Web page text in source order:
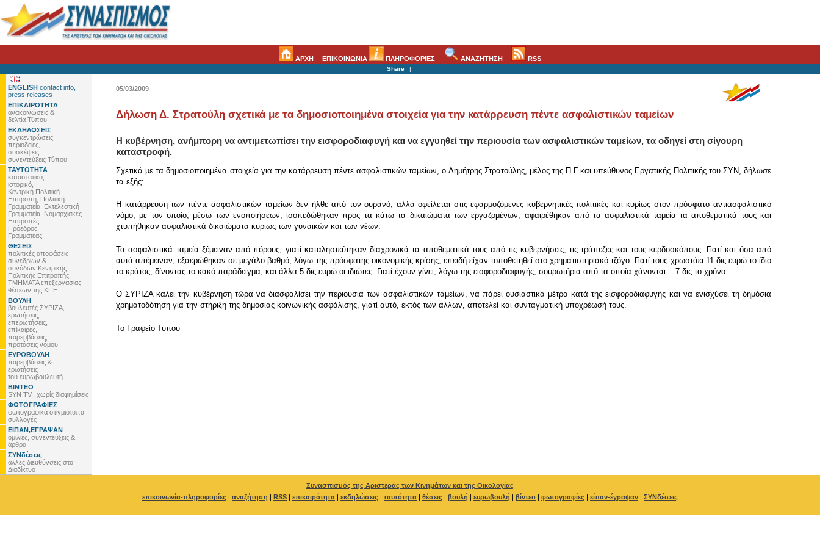
ΑΡΧΗ ΕΠΙΚΟΙΝΩΝΙΑ ΠΛΗΡΟΦΟΡΙΕΣ ΑΝΑΖΗΤΗΣΗ RSS
Share |
ENGLISH contact info,
press releases
ΕΠΙΚΑΙΡΟΤΗΤΑ
ανακοινώσεις &
δελτία Τύπου
ΕΚΔΗΛΩΣΕΙΣ
συγκεντρώσεις,
περιοδείες,
συσκέψεις,
συνεντεύξεις Τύπου
ΤΑΥΤΟΤΗΤΑ
καταστατικό,
ιστορικό,
Κεντρική Πολιτική
Επιτροπή, Πολιτική
Γραμματεία, Εκτελεστική
Γραμματεία, Νομαρχιακές
Επιτροπές,
Πρόεδρος,
Γραμματέας
ΘΕΣΕΙΣ
πολιτικές αποφάσεις
συνεδρίων &
συνόδων Κεντρικής
Πολιτικής Επιτροπής,
ΤΜΗΜΑΤΑ επεξεργασίας
θέσεων της ΚΠΕ
ΒΟΥΛΗ
βουλευτές ΣΥΡΙΖΑ,
ερωτήσεις,
επερωτήσεις,
επίκαιρες,
παρεμβάσεις,
προτάσεις νόμου
ΕΥΡΩΒΟΥΛΗ
παρεμβάσεις &
ερωτήσεις
του ευρωβουλευτή
ΒΙΝΤΕΟ
SYN TV.. χωρίς διαφημίσεις
ΦΩΤΟΓΡΑΦΙΕΣ
φωτογραφικά στιγμιότυπα,
συλλογές
ΕΙΠΑΝ,ΕΓΡΑΨΑΝ
ομιλίες, συνεντεύξεις &
άρθρα
ΣΥΝδέσεις
άλλες διευθύνσεις στο
Διαδίκτυο
05/03/2009
Δήλωση Δ. Στρατούλη σχετικά με τα δημοσιοποιημένα στοιχεία για την κατάρρευση πέντε ασφαλιστικών ταμείων
Η κυβέρνηση, ανήμπορη να αντιμετωπίσει την εισφοροδιαφυγή και να εγγυηθεί την περιουσία των ασφαλιστικών ταμείων, τα οδηγεί στη σίγουρη
καταστροφή.
Σχετικά με τα δημοσιοποιημένα στοιχεία για την κατάρρευση πέντε ασφαλιστικών ταμείων, ο Δημήτρης Στρατούλης, μέλος της Π.Γ και υπεύθυνος Eργατικής Πολιτικής του ΣΥΝ, δήλωσε
τα εξής:
Η κατάρρευση των πέντε ασφαλιστικών ταμείων δεν ήλθε από τον ουρανό, αλλά οφείλεται στις εφαρμοζόμενες κυβερνητικές πολιτικές και κυρίως στον πρόσφατο αντιασφαλιστικό
νόμο, με τον οποίο, μέσω των ενοποιήσεων, ισοπεδώθηκαν προς τα κάτω τα δικαιώματα των εργαζομένων, αφαιρέθηκαν από τα ασφαλιστικά ταμεία τα αποθεματικά τους και
χτυπήθηκαν ασφαλιστικά δικαιώματα κυρίως των γυναικών και των νέων.
Τα ασφαλιστικά ταμεία ξέμειναν από πόρους, γιατί καταληστεύτηκαν διαχρονικά τα αποθεματικά τους από τις κυβερνήσεις, τις τράπεζες και τους κερδοσκόπους. Γιατί και όσα από
αυτά απέμειναν, εξαερώθηκαν σε μεγάλο βαθμό, λόγω της πρόσφατης οικονομικής κρίσης, επειδή είχαν τοποθετηθεί στο χρηματιστηριακό τζόγο. Γιατί τους χρωστάει 11 δις ευρώ το ίδιο
το κράτος, δίνοντας το κακό παράδειγμα, και άλλα 5 δις ευρώ οι ιδιώτες. Γιατί έχουν γίνει, λόγω της εισφοροδιαφυγής, σουρωτήρια από τα οποία χάνονται 7 δις το χρόνο.
Ο ΣΥΡΙΖΑ καλεί την κυβέρνηση τώρα να διασφαλίσει την περιουσία των ασφαλιστικών ταμείων, να πάρει ουσιαστικά μέτρα κατά της εισφοροδιαφυγής και να ενισχύσει τη δημόσια
χρηματοδότηση για την στήριξη της δημόσιας κοινωνικής ασφάλισης, γιατί αυτό, εκτός των άλλων, αποτελεί και συνταγματική υποχρέωσή τους.
To Γραφείο Τύπου
Συνασπισμός της Αριστεράς των Κινημάτων και της Οικολογίας
επικοινωνία-πληροφορίες | αναζήτηση | RSS | επικαιρότητα | εκδηλώσεις | ταυτότητα | θέσεις | βουλή | ευρωβουλή | βίντεο | φωτογραφίες | είπαν-έγραψαν | ΣΥΝδέσεις